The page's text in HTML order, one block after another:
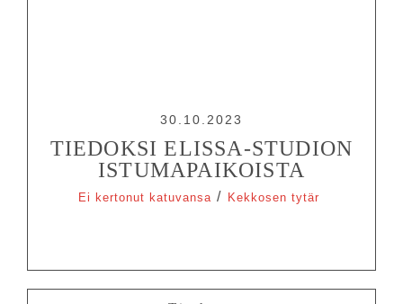
30.10.2023
TIEDOKSI ELISSA-STUDION
ISTUMAPAIKOISTA
Ei kertonut katuvansa / Kekkosen tytär